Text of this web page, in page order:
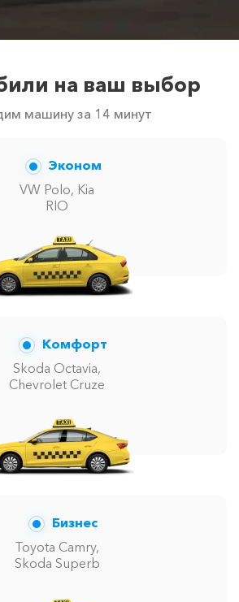
Точную цену вам сообщит
при заказе.
на ваш выбор
машину за 14 минут
Эконом
VW Polo, Kia
RIO
Комфорт
Skoda Octavia,
Chevrolet Cruze
Бизнес
Toyota Camry,
Skoda Superb